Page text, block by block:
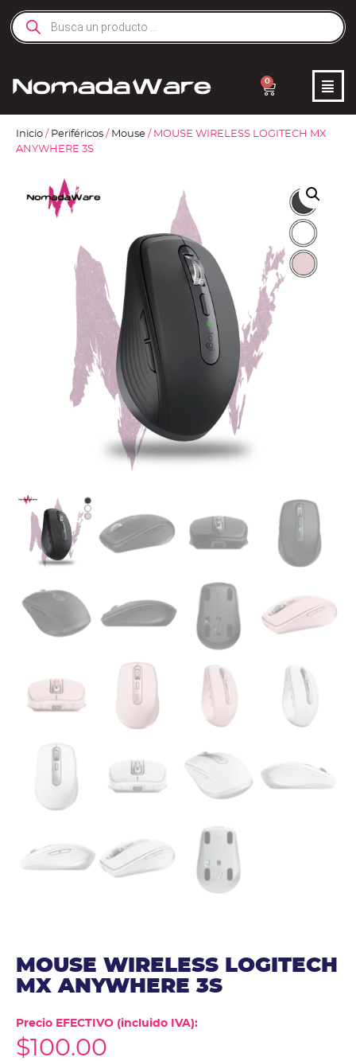
0
Inicio / Periféricos / Mouse / MOUSE WIRELESS LOGITECH MX
ANYWHERE 3S
MOUSE WIRELESS LOGITECH
MX ANYWHERE 3S
Precio EFECTIVO (incluido IVA):
$100.00